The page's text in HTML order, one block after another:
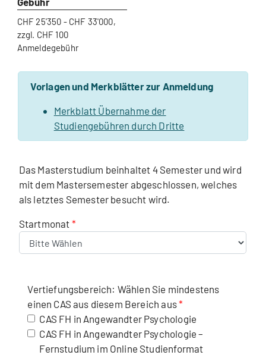
CHF 25'350 - CHF 33'000,
zzgl. CHF 100
Anmeldegebühr
Vorlagen und Merkblätter zur Anmeldung
Merkblatt Übernahme der
Studiengebühren durch Dritte
Das Masterstudium beinhaltet 4 Semester und wird
mit dem Mastersemester abgeschlossen, welches
als letztes Semester besucht wird.
Startmonat
Vertiefungsbereich: Wählen Sie mindestens
einen CAS aus diesem Bereich aus
CAS FH in Angewandter Psychologie
CAS FH in Angewandter Psychologie –
Fernstudium im Online Studienformat